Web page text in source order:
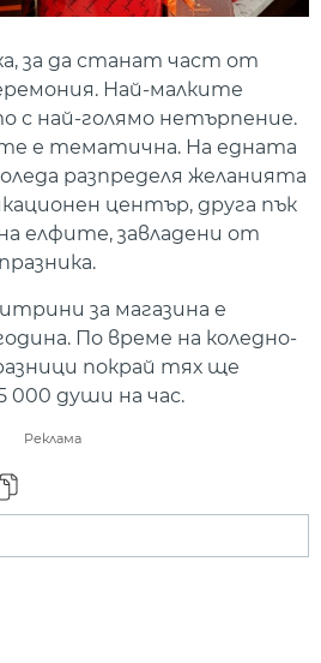
за да станат част от
Най-малките
с най-голямо нетърпение.
е тематична. На едната
разпределя желанията
център, друга пък
елфите, завладени от
за магазина е
По време на коледно-
покрай тях ще
000 души на час.
Реклама